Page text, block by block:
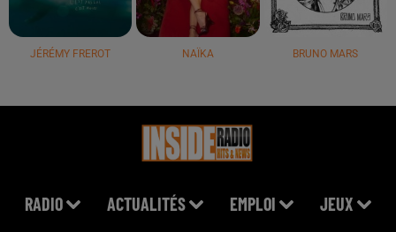
JÉRÉMY FREROT NAÏKA BRUNO MARS
RADIO ACTUALITÉS EMPLOI JEUX